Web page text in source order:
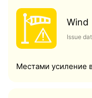
Wind
Issue
Местами усиление